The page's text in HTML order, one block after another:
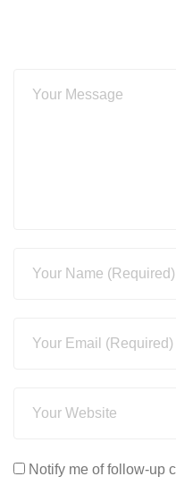
Notify me of follow-up